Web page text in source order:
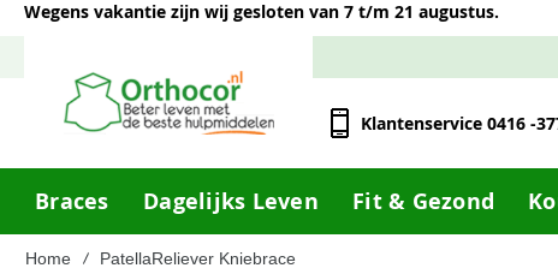
Wegens vakantie zijn wij gesloten van 7 t/m 21 augustus.
Klantenservice 0416 -
Braces Dagelijks Leven Fit & Gezond
Home PatellaReliever Kniebrace